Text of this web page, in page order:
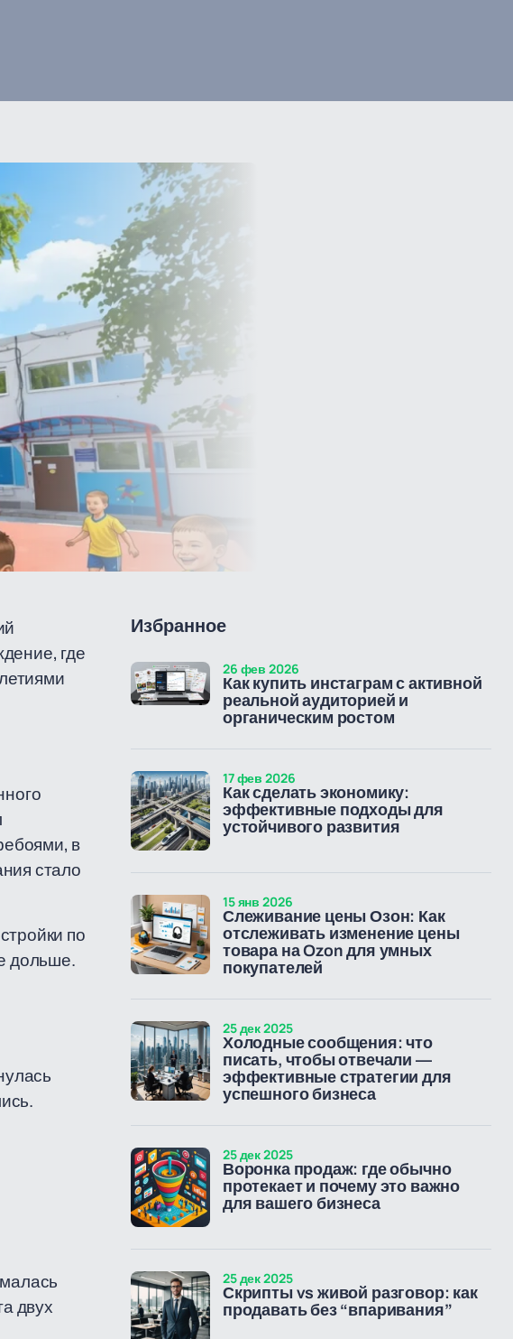
где
в
стало
по
дольше.
двух
Избранное
Как купить инстаграм с активной
реальной аудиторией и
органическим ростом
26 фев 2026
Как сделать экономику:
эффективные подходы для
устойчивого развития
17 фев 2026
Слеживание цены Озон: Как
отслеживать изменение цены
товара на Ozon для умных
покупателей
15 янв 2026
Холодные сообщения: что
писать, чтобы отвечали —
эффективные стратегии для
успешного бизнеса
25 дек 2025
Воронка продаж: где обычно
протекает и почему это важно
для вашего бизнеса
25 дек 2025
Скрипты vs живой разговор: как
продавать без “впаривания”
25 дек 2025